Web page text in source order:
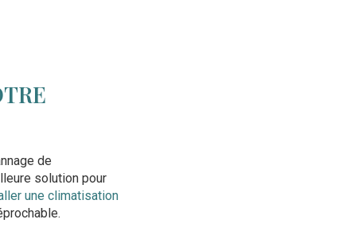
de
solution pour
une climatisation